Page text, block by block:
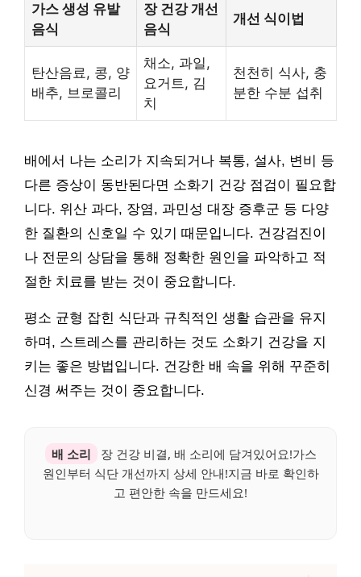
가스 생성 유발
음식
장 건강 개선
음식
개선 식이법
탄산음료, 콩, 양
배추, 브로콜리
채소, 과일,
요거트, 김
치
천천히 식사, 충
분한 수분 섭취
배에서 나는 소리가 지속되거나 복통, 설사, 변비 등
다른 증상이 동반된다면 소화기 건강 점검이 필요합
니다. 위산 과다, 장염, 과민성 대장 증후군 등 다양
한 질환의 신호일 수 있기 때문입니다. 건강검진이
나 전문의 상담을 통해 정확한 원인을 파악하고 적
절한 치료를 받는 것이 중요합니다.
평소 균형 잡힌 식단과 규칙적인 생활 습관을 유지
하며, 스트레스를 관리하는 것도 소화기 건강을 지
키는 좋은 방법입니다. 건강한 배 속을 위해 꾸준히
신경 써주는 것이 중요합니다.
배 소리
장 건강 비결, 배 소리에 담겨있어요!가스
원인부터 식단 개선까지 상세 안내!지금 바로 확인하
고 편안한 속을 만드세요!